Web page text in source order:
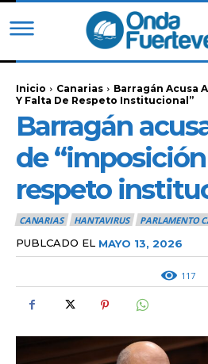
Inicio Canarias
Barragán Acusa
Y Falta De Respeto Institucional”
Barragán
de
respeto
CANARIAS HANTAVIRUS PARLAMENTO
PUBLCADO EL MAYO 13, 2026
117